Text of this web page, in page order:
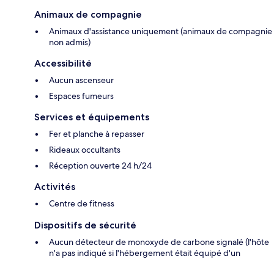
Animaux de compagnie
Animaux d'assistance uniquement (animaux de compagnie
non admis)
Accessibilité
Aucun ascenseur
Espaces fumeurs
Services et équipements
Fer et planche à repasser
Rideaux occultants
Réception ouverte 24 h/24
Activités
Centre de fitness
Dispositifs de sécurité
Aucun détecteur de monoxyde de carbone signalé (l'hôte
n'a pas indiqué si l'hébergement était équipé d'un